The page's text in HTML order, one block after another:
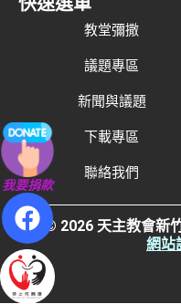
我要捐款
教堂彌撒
議題專區
新聞與議題
下載專區
聯絡我們
© 2026 天主教會新
網站